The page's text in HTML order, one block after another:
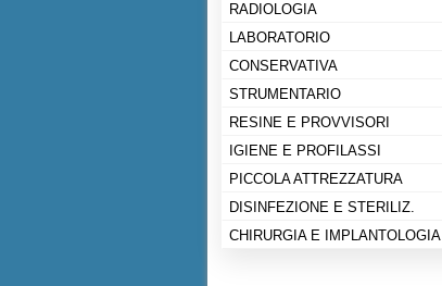
RADIOLOGIA
LABORATORIO
CONSERVATIVA
STRUMENTARIO
RESINE E PROVVISORI
IGIENE E PROFILASSI
PICCOLA ATTREZZATURA
DISINFEZIONE E STERILIZ.
CHIRURGIA E IMPLANTOLOGIA